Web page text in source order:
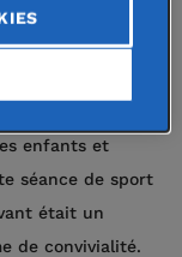
confiance en
pratique d’une
de l’Hôpital
enfants et
séance de sport
était un
de convivialité.